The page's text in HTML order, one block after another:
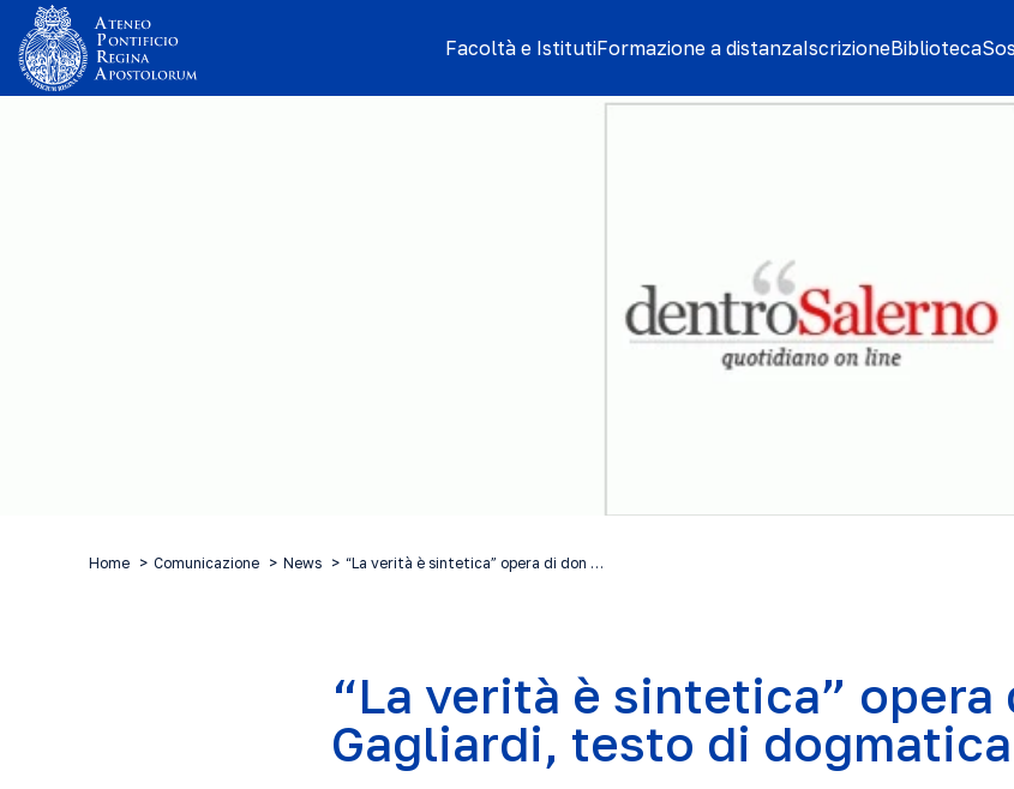
Facoltà e IstitutiFormazione a distanzaIscrizioneBiblioteca
Home Comunicazione News “La verità è sintetica” opera di don …
“La verità è sintetica” opera
Gagliardi, testo di